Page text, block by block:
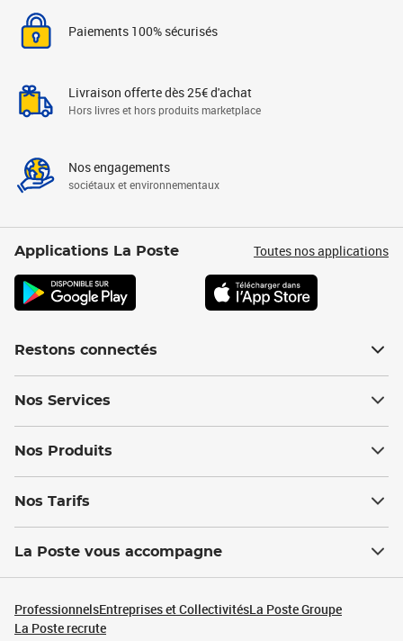
Paiements 100% sécurisés
Livraison offerte dès 25€ d'achat
Hors livres et hors produits marketplace
Nos engagements
sociétaux et environnementaux
Applications La Poste Toutes nos applications
Restons connectés
Nos Services
Nos Produits
Nos Tarifs
La Poste vous accompagne
ProfessionnelsEntreprises et CollectivitésLa Poste Groupe
La Poste recrute